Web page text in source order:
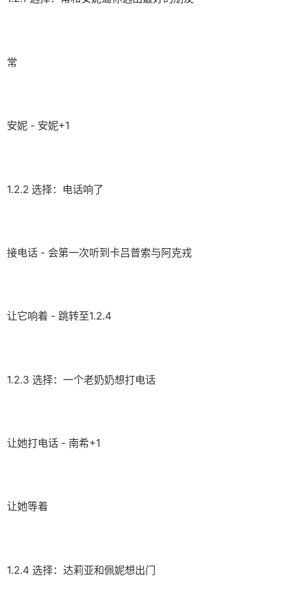
常
安妮 - 安妮+1
1.2.2 选择：电话响了
接电话 - 会第一次听到卡吕普索与阿克戎
让它响着 - 跳转至1.2.4
1.2.3 选择：一个老奶奶想打电话
让她打电话 - 南希+1
让她等着
1.2.4 选择：达莉亚和佩妮想出门